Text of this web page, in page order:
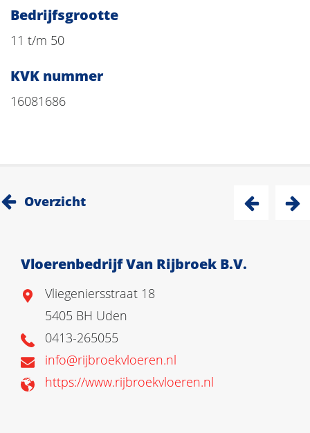
Bedrijfsgrootte
11 t/m 50
KVK nummer
16081686
Overzicht
Vloerenbedrijf Van Rijbroek B.V.
Vliegeniersstraat 18
5405 BH Uden
0413-265055
info@rijbroekvloeren.nl
https://www.rijbroekvloeren.nl